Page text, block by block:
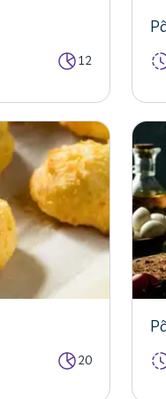
12
20